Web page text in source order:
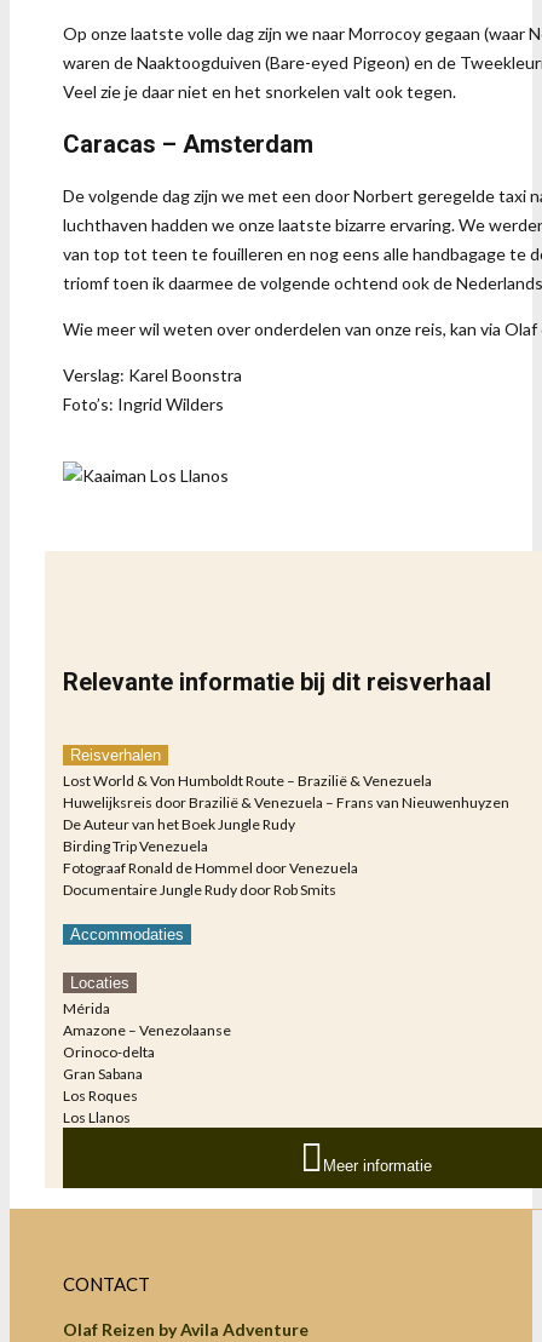
Op onze laatste volle dag zijn we naar Morrocoy gegaan
waren de Naaktoogduiven (Bare-eyed Pigeon) en de
Veel zie je daar niet en het snorkelen valt ook tegen.
Caracas – Amsterdam
De volgende dag zijn we met een door Norbert geregelde taxi
luchthaven hadden we onze laatste bizarre ervaring. We
van top tot teen te fouilleren en nog eens alle handbagage te
triomf toen ik daarmee de volgende ochtend ook de
Wie meer wil weten over onderdelen van onze reis, kan via
Verslag: Karel Boonstra
Foto’s: Ingrid Wilders
Relevante informatie bij dit reisverhaal
Reisverhalen
Lost World & Von Humboldt Route – Brazilië & Venezuela
Huwelijksreis door Brazilië & Venezuela – Frans van Nieuwenhuyzen
De Auteur van het Boek Jungle Rudy
Birding Trip Venezuela
Fotograaf Ronald de Hommel door Venezuela
Documentaire Jungle Rudy door Rob Smits
Accommodaties
Locaties
Mérida
Amazone – Venezolaanse
Orinoco-delta
Gran Sabana
Los Roques
Los Llanos
Meer informatie
CONTACT
Olaf Reizen by Avila Adventure